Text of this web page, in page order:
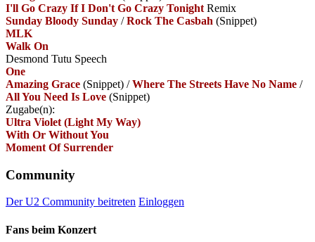
I'll Go Crazy If I Don't Go Crazy Tonight Remix
Sunday Bloody Sunday /Rock The Casbah (Snippet)
MLK
Walk On
Desmond Tutu Speech
One
Amazing Grace (Snippet) /Where The Streets Have No Name /
All You Need Is Love (Snippet)
Zugabe(n):
Ultra Violet (Light My Way)
With Or Without You
Moment Of Surrender
Community
Der U2 Community beitreten Einloggen
Fans beim Konzert